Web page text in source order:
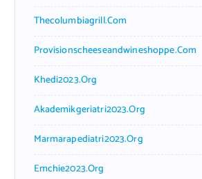
Thecolumbiagrill.com
Provisionscheeseandwineshoppe.com
Khedi2023.org
Akademikgeriatri2023.org
Marmarapediatri2023.org
Emchie2023.org